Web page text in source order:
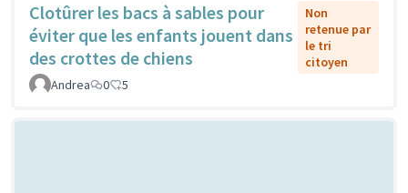
Clotûrer les bacs à sables pour
éviter que les enfants jouent dans
des crottes de chiens
Non
retenue par
le tri
citoyen
Andrea
0 5